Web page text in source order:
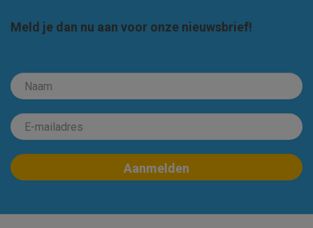
Meld je dan nu aan voor onze nieuwsbrief!